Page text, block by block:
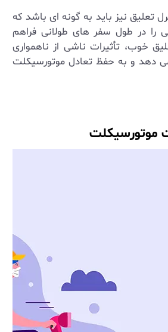
نیز باید به گونه‌ ای باشد که
را در طول سفر های طولانی فراهم
خوب، تأثیرات ناشی از ناهمواری‌
‌دهد و به حفظ تعادل موتورسیکلت